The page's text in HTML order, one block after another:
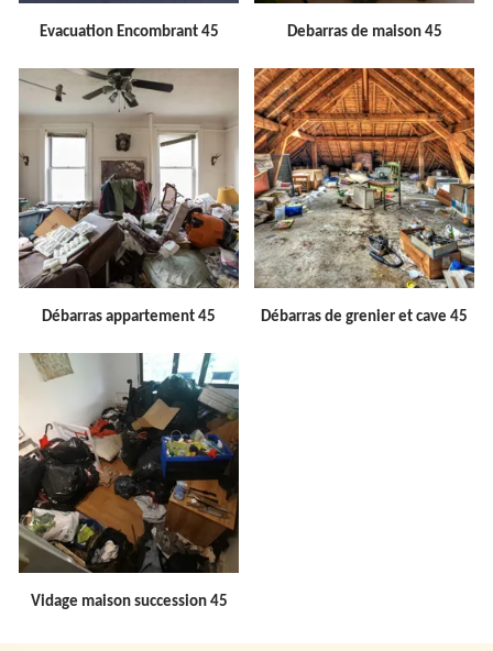
Evacuation Encombrant 45 Debarras de maison 45
Débarras appartement 45 Débarras de grenier et cave 45
Vidage maison succession 45